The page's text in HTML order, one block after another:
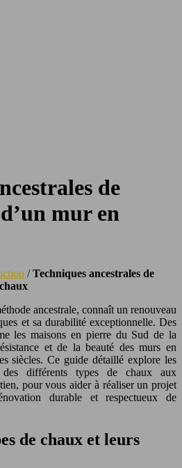
de
mur en
/Techniques ancestrales de
ancestrale, connaît un renouveau
et sa durabilité exceptionnelle. Des
les maisons en pierre du Sud de la
et de la beauté des murs en
siècles. Ce guide détaillé explore les
des différents types de chaux aux
pour vous aider à réaliser un projet
durable et respectueux de
de chaux et leurs